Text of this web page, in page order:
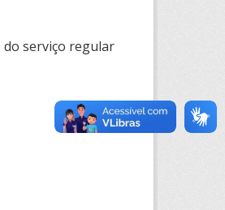
do serviço regular